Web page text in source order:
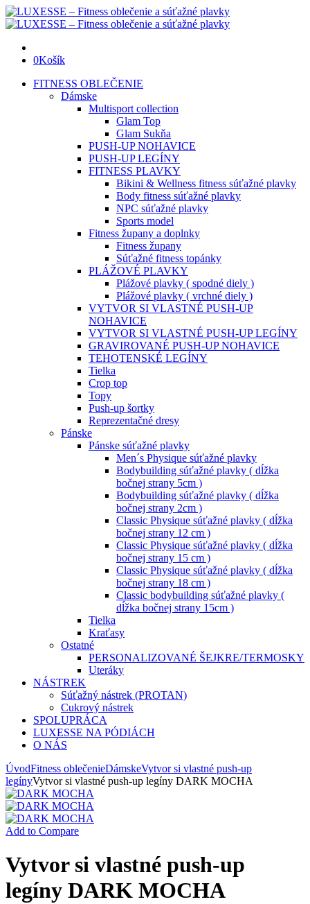
0Košík
FITNESS OBLEČENIE
Dámske
Multisport collection
Glam Top
Glam Sukňa
PUSH-UP NOHAVICE
PUSH-UP LEGÍNY
FITNESS PLAVKY
Bikini & Wellness fitness súťažné plavky
Body fitness súťažné plavky
NPC súťažné plavky
Sports model
Fitness župany a doplnky
Fitness župany
Súťažné fitness topánky
PLÁŽOVÉ PLAVKY
Plážové plavky ( spodné diely )
Plážové plavky ( vrchné diely )
VYTVOR SI VLASTNÉ PUSH-UP
NOHAVICE
VYTVOR SI VLASTNÉ PUSH-UP LEGÍNY
GRAVIROVANÉ PUSH-UP NOHAVICE
TEHOTENSKÉ LEGÍNY
Tielka
Crop top
Topy
Push-up šortky
Reprezentačné dresy
Pánske
Pánske súťažné plavky
Men´s Physique súťažné plavky
Bodybuilding súťažné plavky ( dĺžka
bočnej strany 5cm )
Bodybuilding súťažné plavky ( dĺžka
bočnej strany 2cm )
Classic Physique súťažné plavky ( dĺžka
bočnej strany 12 cm )
Classic Physique súťažné plavky ( dĺžka
bočnej strany 15 cm )
Classic Physique súťažné plavky ( dĺžka
bočnej strany 18 cm )
Classic bodybuilding súťažné plavky (
dĺžka bočnej strany 15cm )
Tielka
Kraťasy
Ostatné
PERSONALIZOVANÉ ŠEJKRE/TERMOSKY
Uteráky
NÁSTREK
Súťažný nástrek (PROTAN)
Cukrový nástrek
SPOLUPRÁCA
LUXESSE NA PÓDIÁCH
O NÁS
ÚvodFitness oblečenieDámskeVytvor si vlastné push-up
legínyVytvor si vlastné push-up legíny DARK MOCHA
Add to Compare
Vytvor si vlastné push-up
legíny DARK MOCHA